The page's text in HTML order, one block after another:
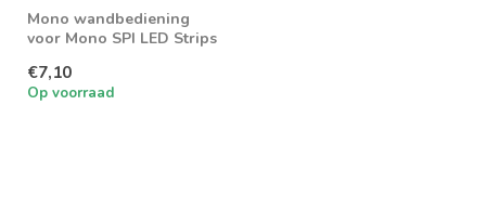
Mono wandbediening
voor Mono SPI LED Strips
€7,10
Op voorraad